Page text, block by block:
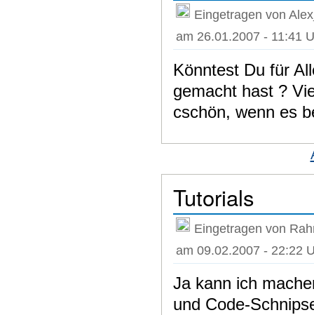
Eingetragen von
am 26.01.2007 - 11:41
Könntest Du für
gemacht hast ?
cschön, wenn es
Tutorials
Eingetragen von
am 09.02.2007 - 22:22
Ja kann ich
und Code-